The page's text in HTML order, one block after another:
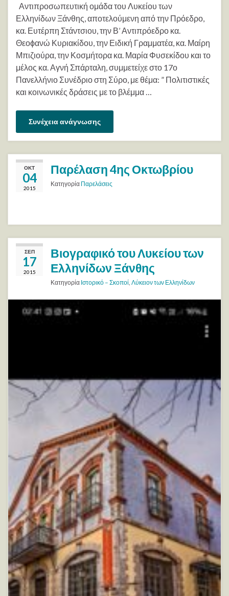
Αντιπροσωπευτική ομάδα του Λυκείου των
Ελληνίδων Ξάνθης, αποτελούμενη από την Πρόεδρο,
κα. Ευτέρπη Στάντσιου, την Β’ Αντιπρόεδρο κα.
Θεοϕανώ Κυριακίδου, την Ειδική Γραμματέα, κα. Μαίρη
Μπιζιούρα, την Κοσμήτορα κα. Μαρία Φυσεκίδου και το
μέλος κα. Αγνή Σπάρταλη, συμμετείχε στο 17ο
Πανελλήνιο Συνέδριο στη Σύρο, με θέμα: ” Πολιτιστικές
και κοινωνικές δράσεις με το βλέμμα …
Συνέχεια ανάγνωσης
ΟΚΤ
04
2015
Παρέλαση 4ης Οκτωβρίου
Κατηγορία Παρελάσεις
ΣΕΠ
17
2015
Βιογραφικό του Λυκείου των
Ελληνίδων Ξάνθης
Κατηγορία Ιστορικό – Σκοποί, Λύκειον των Ελληνίδων